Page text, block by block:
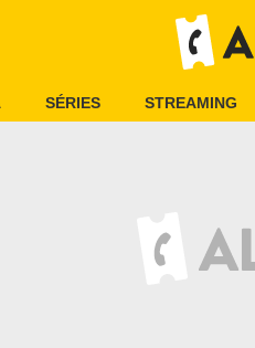
SÉRIES STREAMING